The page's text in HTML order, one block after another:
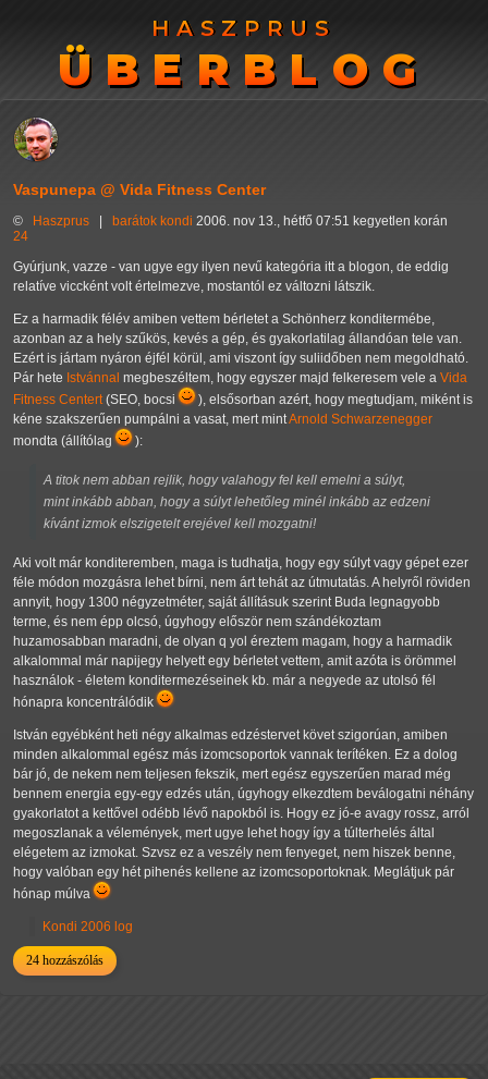
HASZPRUS
ÜBERBLOG
HASZPRUS
ÜBERBLOG
Vaspunepa @ Vida Fitness Center
© Haszprus barátok kondi 2006. nov 13., hétfő 07:51 kegyetlen korán
24
Gyúrjunk, vazze - van ugye egy ilyen nevű kategória itt a blogon, de eddig
relatíve viccként volt értelmezve, mostantól ez változni látszik.
Ez a harmadik félév amiben vettem bérletet a Schönherz konditermébe,
azonban az a hely szűkös, kevés a gép, és gyakorlatilag állandóan tele van.
Ezért is jártam nyáron éjfél körül, ami viszont így suliidőben nem megoldható.
Pár hete Istvánnal megbeszéltem, hogy egyszer majd felkeresem vele a Vida
Fitness Centert(SEO, bocsi
), elsősorban azért, hogy megtudjam, miként is
kéne szakszerűen pumpálni a vasat, mert mintArnold Schwarzenegger
mondta (állítólag
):
A titok nem abban rejlik, hogy valahogy fel kell emelni a súlyt,
mint inkább abban, hogy a súlyt lehetőleg minél inkább az edzeni
kívánt izmok elszigetelt erejével kell mozgatni!
Aki volt már konditeremben, maga is tudhatja, hogy egy súlyt vagy gépet ezer
féle módon mozgásra lehet bírni, nem árt tehát az útmutatás. A helyről röviden
annyit, hogy 1300 négyzetméter, saját állításuk szerint Buda legnagyobb
terme, és nem épp olcsó, úgyhogy először nem szándékoztam
huzamosabban maradni, de olyan q yol éreztem magam, hogy a harmadik
alkalommal már napijegy helyett egy bérletet vettem, amit azóta is örömmel
használok - életem konditermezéseinek kb. már a negyede az utolsó fél
hónapra koncentrálódik
István egyébként heti négy alkalmas edzéstervet követ szigorúan, amiben
minden alkalommal egész más izomcsoportok vannak terítéken. Ez a dolog
bár jó, de nekem nem teljesen fekszik, mert egész egyszerűen marad még
bennem energia egy-egy edzés után, úgyhogy elkezdtem beválogatni néhány
gyakorlatot a kettővel odébb lévő napokból is. Hogy ez jó-e avagy rossz, arról
megoszlanak a vélemények, mert ugye lehet hogy így a túlterhelés által
elégetem az izmokat. Szvsz ez a veszély nem fenyeget, nem hiszek benne,
hogy valóban egy hét pihenés kellene az izomcsoportoknak. Meglátjuk pár
hónap múlva
Kondi 2006 log
24 hozzászólás